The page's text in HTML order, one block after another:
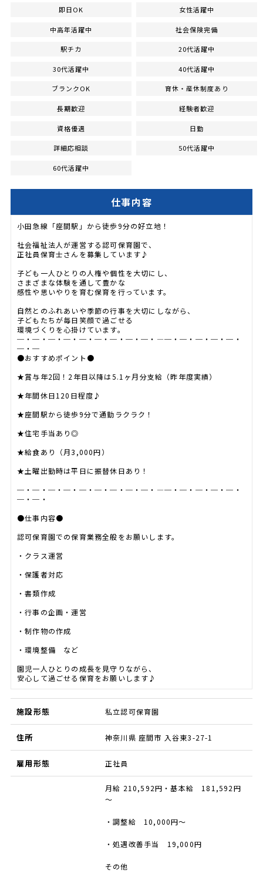
即日OK 女性活躍中
中高年活躍中 社会保険完備
駅チカ 20代活躍中
30代活躍中 40代活躍中
ブランクOK 育休・産休制度あり
長期歓迎 経験者歓迎
資格優遇 日勤
詳細応相談 50代活躍中
60代活躍中
仕事内容
小田急線「座間駅」から徒歩9分の好立地！
社会福祉法人が運営する認可保育園で、
正社員保育士さんを募集しています♪
子ども一人ひとりの人権や個性を大切にし、
さまざまな体験を通して豊かな
感性や思いやりを育む保育を行っています。
自然とのふれあいや季節の行事を大切にしながら、
子どもたちが毎日笑顔で過ごせる
環境づくりを心掛けています。
─・─・─・─・─・─・─・─・─・―─・─・─・─・─・
─・─
●おすすめポイント●
★賞与年2回！2年目以降は5.1ヶ月分支給（昨年度実績）
★年間休日120日程度♪
★座間駅から徒歩9分で通勤ラクラク！
★住宅手当あり◎
★給食あり（月3,000円）
★土曜出勤時は平日に振替休日あり！
─・─・─・─・─・─・─・─・─・―─・─・─・─・─・
─・─・
●仕事内容●
認可保育園での保育業務全般をお願いします。
・クラス運営
・保護者対応
・書類作成
・行事の企画・運営
・制作物の作成
・環境整備 など
園児一人ひとりの成長を見守りながら、
安心して過ごせる保育をお願いします♪
施設形態 私立認可保育園
住所 神奈川県 座間市 入谷東3-27-1
雇用形態 正社員
月給 210,592円・基本給 181,592円
～
・調整給 10,000円～
・処遇改善手当 19,000円
その他